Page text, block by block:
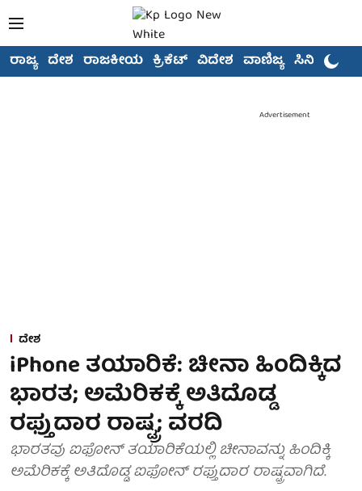
ರಾಜ್ಯ ದೇಶ ರಾಜಕೀಯ ಕ್ರಿಕೆಟ್ ವಿದೇಶ ವಾಣಿಜ್ಯ ಸಿನಿಮಾ
Advertisement
ದೇಶ
iPhone ತಯಾರಿಕೆ: ಚೀನಾ ಹಿಂದಿಕ್ಕಿದ
ಭಾರತ; ಅಮೆರಿಕಕ್ಕೆ ಅತಿದೊಡ್ಡ
ರಫ್ತುದಾರ ರಾಷ್ಟ್ರ; ವರದಿ
ಭಾರತವು ಐಫೋನ್ ತಯಾರಿಕೆಯಲ್ಲಿ ಚೀನಾವನ್ನು ಹಿಂದಿಕ್ಕಿ
ಅಮೆರಿಕಕ್ಕೆ ಅತಿದೊಡ್ಡ ಐಫೋನ್ ರಫ್ತುದಾರ ರಾಷ್ಟ್ರವಾಗಿದೆ.